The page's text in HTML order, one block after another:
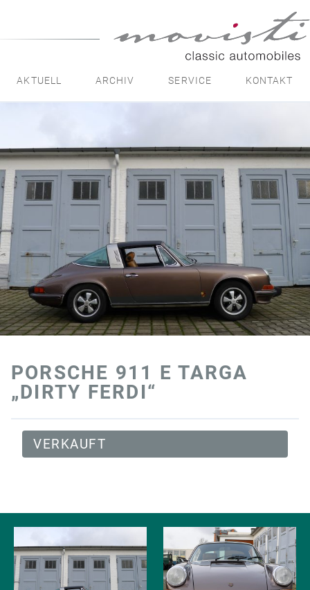
automobiles
AKTUELL ARCHIV SERVICE KONTAKT
PORSCHE 911 E TARGA
„DIRTY FERDI“
VERKAUFT